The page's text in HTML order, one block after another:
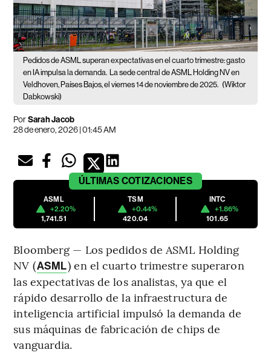
Pedidos de ASML superan expectativas en el cuarto trimestre: gasto
en IA impulsa la demanda.
La sede central de ASML Holding NV en
Veldhoven, Países Bajos, el viernes 14 de noviembre de 2025. (Wiktor
Dabkowski)
PorSarah Jacob
28 de enero, 2026 | 01:45 AM
ÚLTIMAS COTIZACIONES
ASML
+2.20%
1,741.51
TSM
+0.44%
420.04
INTC
+1.86%
101.65
Bloomberg — Los pedidos de ASML Holding
NV (ASML) en el cuarto trimestre superaron
las expectativas de los analistas, ya que el
rápido desarrollo de la infraestructura de
inteligencia artificial impulsó la demanda de
sus máquinas de fabricación de chips de
vanguardia.